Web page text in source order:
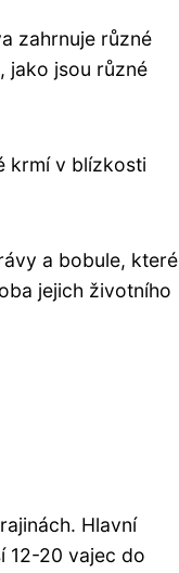
zahrnuje různé
jako jsou různé
krmí v blízkosti
a bobule, které
jejich životního
Hlavní
12-20 vajec do